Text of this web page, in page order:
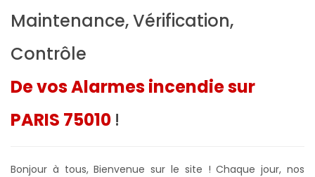
Maintenance, Vérification,
Contrôle
De vos Alarmes incendie sur
PARIS 75010 !
Bonjour à tous, Bienvenue sur le site ! Chaque jour, nos